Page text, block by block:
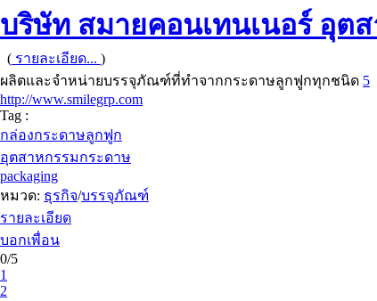
บริษัท สมายคอนเทนเนอร์ อุต
( รายละเอียด... )
ผลิตและจำหน่ายบรรจุภัณฑ์ที่ทำจากกระดาษลูกฟูกทุกชนิด 5
http://www.smilegrp.com
Tag :
กล่องกระดาษลูกฟูก
อุตสาหกรรมกระดาษ
packaging
หมวด: ธุรกิจ/บรรจุภัณฑ์
รายละเอียด
บอกเพื่อน
0/5
1
2